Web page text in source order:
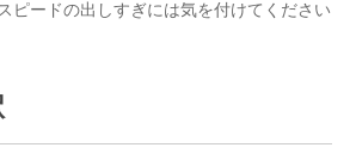
ピードの出しすぎには気を付けてください